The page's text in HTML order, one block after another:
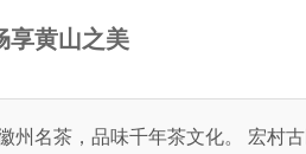
享黄山之美
州名茶，品味千年茶文化。 宏村